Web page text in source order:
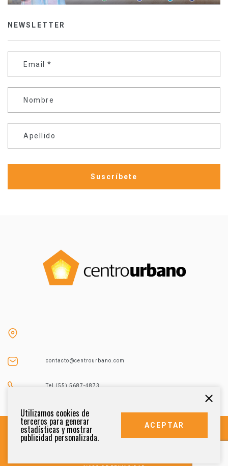
NEWSLETTER
Email *
Nombre
Apellido
contacto@centrourbano.com
Tel (55) 5687-4873
Utilizamos cookies de
terceros para generar
estadísticas y mostrar
publicidad personalizada.
ACEPTAR